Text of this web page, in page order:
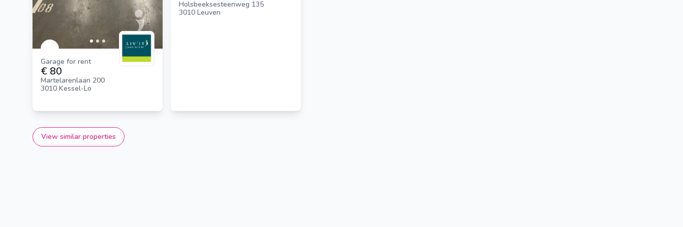
Garage for rent
€ 80
Martelarenlaan 200
3010 Kessel-Lo
Holsbeeksesteenweg 135
3010 Leuven
View similar properties